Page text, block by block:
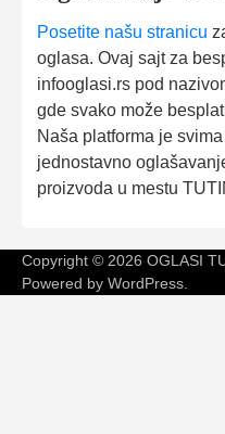
Posetite našu stranicu
oglasa. Ovaj sajt za
infooglasi.rs pod
gde svako može
Naša platforma je
jednostavno
proizvoda u mestu
Copyright © 2026 OGLASI
Powered by WordPress.